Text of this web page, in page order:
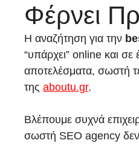
Φέρνει
Η αναζήτηση για την
“υπάρχει” online και
αποτελέσματα, σωστή
της aboutu.gr.
Βλέπουμε συχνά
σωστή SEO agency δεν